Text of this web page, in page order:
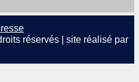
réservés | site réalisé par